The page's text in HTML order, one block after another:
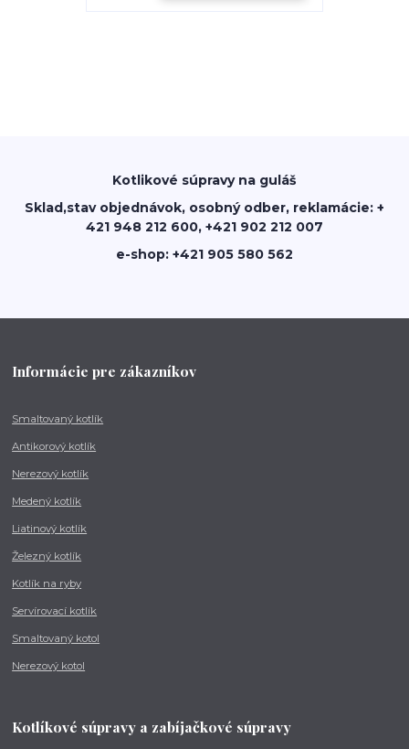
Kotlikové súpravy na guláš
Sklad,stav objednávok, osobný odber, reklamácie: +
421 948 212 600, +421 902 212 007
e-shop: +421 905 580 562
Informácie pre zákazníkov
Smaltovaný kotlík
Antikorový kotlík
Nerezový kotlík
Medený kotlík
Liatinový kotlík
Železný kotlík
Kotlík na ryby
Servírovací kotlík
Smaltovaný kotol
Nerezový kotol
Kotlíkové súpravy a zabíjačkové súpravy